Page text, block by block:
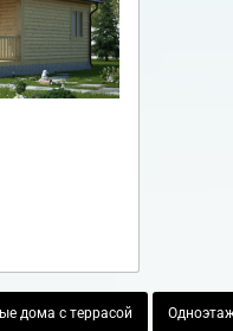
дома с террасой